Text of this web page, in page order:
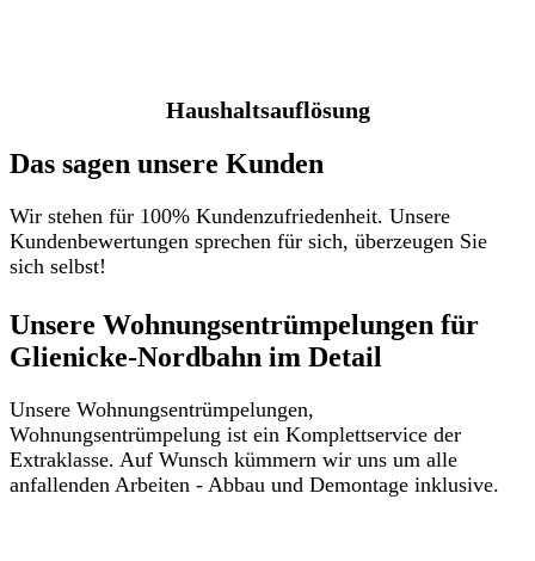
Haushaltsauflösung
Das sagen unsere Kunden
Wir stehen für 100% Kundenzufriedenheit. Unsere
Kundenbewertungen sprechen für sich, überzeugen Sie
sich selbst!
Unsere Wohnungsentrümpelungen für
Glienicke-Nordbahn im Detail​
Unsere Wohnungsentrümpelungen,
Wohnungsentrümpelung ist ein Komplettservice der
Extraklasse. Auf Wunsch kümmern wir uns um alle
anfallenden Arbeiten - Abbau und Demontage inklusive.